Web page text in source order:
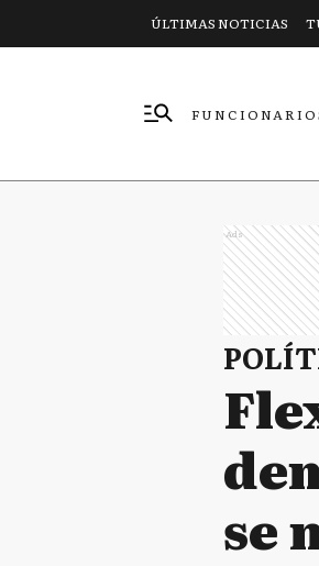
ÚLTIMAS NOTICIAS
Ads
se